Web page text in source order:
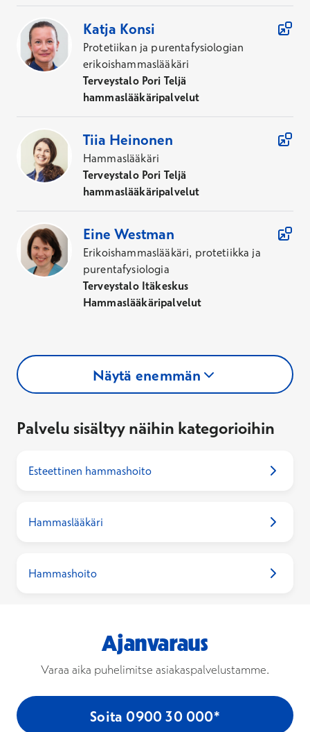
Katja Konsi
Protetiikan ja purentafysiologian
erikoishammaslääkäri
Terveystalo Pori Teljä
hammaslääkäripalvelut
Tiia Heinonen
Hammaslääkäri
Terveystalo Pori Teljä
hammaslääkäripalvelut
Eine Westman
Erikoishammaslääkäri, protetiikka ja
purentafysiologia
Terveystalo Itäkeskus
Hammaslääkäripalvelut
Näytä enemmän
Palvelu sisältyy näihin kategorioihin
Esteettinen hammashoito
Hammaslääkäri
Hammashoito
Ajanvaraus
Varaa aika puhelimitse asiakaspalvelustamme.
Soita 0900 30 000*